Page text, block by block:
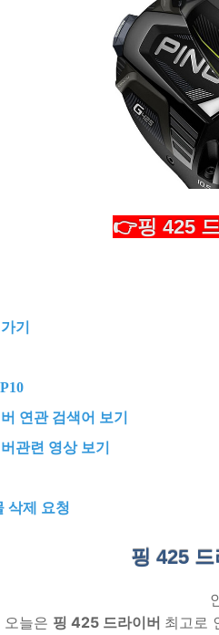
👉핑 425
기
연관 검색어 보기
관련 영상 보기
삭제 요청
핑 425
오늘은 핑 425 드라이버 최고로